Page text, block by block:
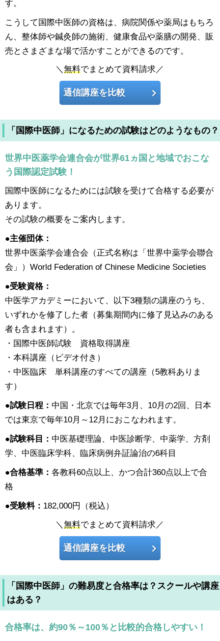
す。
こうして国際中医師の資格は、病院関係や薬局はもちろ
ん、整体師や鍼灸師の施術、健康食品や薬膳の開発、販
売とさまざまな場で活かすことができるのです。
＼無料でまとめて資料請求／
通信講座を比較
「国際中医師」になるための試験はどのようなもの？
世界中医薬学会連合会が世界61ヵ国と地域でおこな
う国際認定試験！
国際中医師になるためには試験を受けて合格する必要が
あります。
その試験の概要をご案内します。
●主催団体：
世界中医薬学会連合会（正式名称は「世界中薬学会聯合
会」）World Federation of Chinese Medicine Societies
●受験資格：
中医学アカデミーにおいて、以下3種類の講座のうち、
いずれかを修了した者（募集期間内に修了見込みのある
者も含まれます）。
・国際中医師試験 資格取得講座
・本科講座（ビデオ付き）
・中医臨床 単科講座のすべての講座（5教科ありま
す）
●試験日程： 中国・北京では毎年3月、10月の2回、日本
では東京で毎年10月～12月におこなわれます。
●試験科目： 中医基礎理論、中医診断学、中薬学、方剤
学、中医臨床学科、臨床病例弁証論治の6科目
●合格基準： 各教科60点以上、かつ合計360点以上で合
格
●受験料： 182,000円（税込）
＼無料でまとめて資料請求／
通信講座を比較
「国際中医師」の難易度と合格率は？スクールや講座
はある？
合格率は、約90％～100％と比較的合格しやすい！